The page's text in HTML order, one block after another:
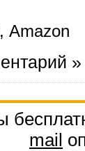
, Amazon
»
mail